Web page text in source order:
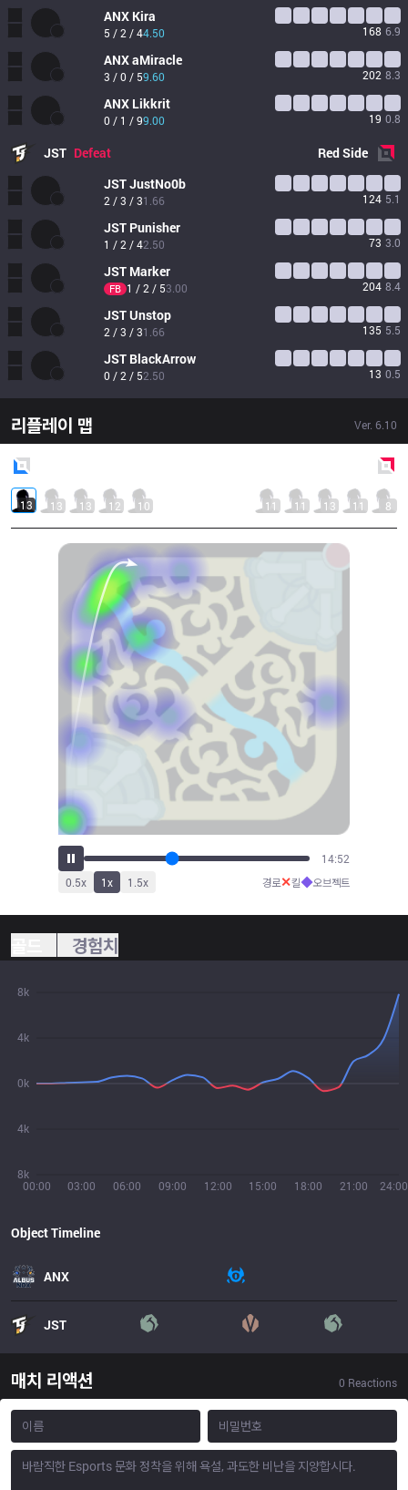
ANX Kira
5 / 2 / 44.50 168 6.9
ANXaMiracle
3 / 0 / 59.60 202 8.3
ANX Likkrit
0 / 1 / 99.00 19 0.8
JST Defeat RedSide
JSTJustNo0b
2 / 3 / 31.66 124 5.1
JST Punisher
1 / 2 / 42.50 73 3.0
JST Marker
FB 1 / 2 / 53.00 204 8.4
JSTUnstop
2 / 3 / 31.66 135 5.5
JST BlackArrow
0 / 2 / 52.50 13 0.5
리플레이 맵 Ver. 6.10
13 13 13 12 10 11 11 13 11 8
16:20
0.5x 1x 1.5x 경로✕킬◆오브젝트
경험치
00:00 03:00 06:00 09:00 12:00 15:00 18:00 21:00 24:00
8k
4k
0k
4k
8k
Object Timeline
ANX
JST
매치 리액션 0 Reactions